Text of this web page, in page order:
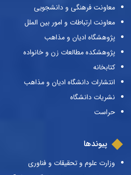
معاونت فرهنگی و دانشجویی
معاونت ارتباطات و امور بین الملل
پژوهشگاه ادیان و مذاهب
پژوهشکده مطالعات زن و خانواده
کتابخانه
انتشارات دانشگاه ادیان و مذاهب
نشریات دانشگاه
حراست
پیوندها
وزارت علوم و تحقیقات و فناوری